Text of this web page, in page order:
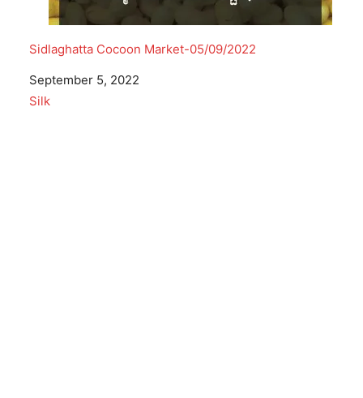
Sidlaghatta Cocoon Market-05/09/2022
Date
September 5, 2022
In relation to
Silk